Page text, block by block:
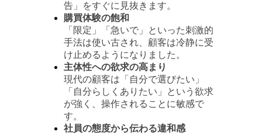
告」をすぐに見抜きます。
購買体験の飽和
「限定」「急いで」といった刺激的
手法は使い古され、顧客は冷静に受
け止めるようになりました。
主体性への欲求の高まり
現代の顧客は「自分で選びたい」
「自分らしくありたい」という欲求
が強く、操作されることに敏感で
す。
社員の態度から伝わる違和感